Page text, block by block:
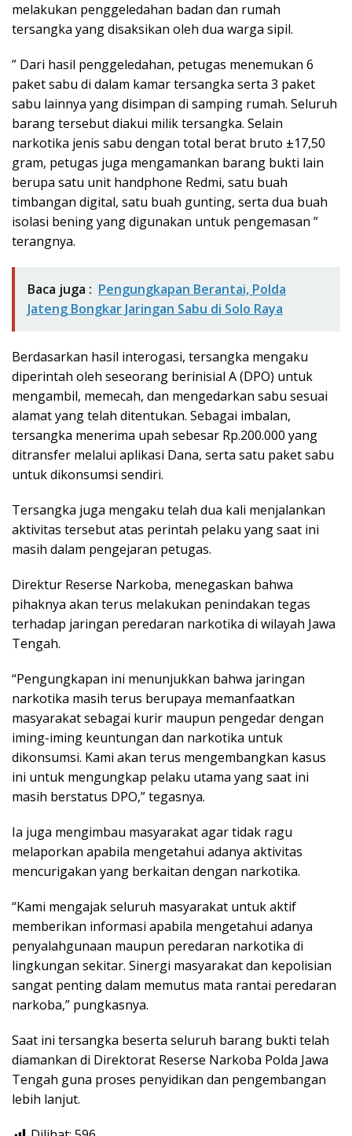
melakukan penggeledahan badan dan rumah
tersangka yang disaksikan oleh dua warga sipil.
” Dari hasil penggeledahan, petugas menemukan 6
paket sabu di dalam kamar tersangka serta 3 paket
sabu lainnya yang disimpan di samping rumah. Seluruh
barang tersebut diakui milik tersangka. Selain
narkotika jenis sabu dengan total berat bruto ±17,50
gram, petugas juga mengamankan barang bukti lain
berupa satu unit handphone Redmi, satu buah
timbangan digital, satu buah gunting, serta dua buah
isolasi bening yang digunakan untuk pengemasan ”
terangnya.
Baca juga : Pengungkapan Berantai, Polda
Jateng Bongkar Jaringan Sabu di Solo Raya
Berdasarkan hasil interogasi, tersangka mengaku
diperintah oleh seseorang berinisial A (DPO) untuk
mengambil, memecah, dan mengedarkan sabu sesuai
alamat yang telah ditentukan. Sebagai imbalan,
tersangka menerima upah sebesar Rp.200.000 yang
ditransfer melalui aplikasi Dana, serta satu paket sabu
untuk dikonsumsi sendiri.
Tersangka juga mengaku telah dua kali menjalankan
aktivitas tersebut atas perintah pelaku yang saat ini
masih dalam pengejaran petugas.
Direktur Reserse Narkoba, menegaskan bahwa
pihaknya akan terus melakukan penindakan tegas
terhadap jaringan peredaran narkotika di wilayah Jawa
Tengah.
“Pengungkapan ini menunjukkan bahwa jaringan
narkotika masih terus berupaya memanfaatkan
masyarakat sebagai kurir maupun pengedar dengan
iming-iming keuntungan dan narkotika untuk
dikonsumsi. Kami akan terus mengembangkan kasus
ini untuk mengungkap pelaku utama yang saat ini
masih berstatus DPO,” tegasnya.
Ia juga mengimbau masyarakat agar tidak ragu
melaporkan apabila mengetahui adanya aktivitas
mencurigakan yang berkaitan dengan narkotika.
“Kami mengajak seluruh masyarakat untuk aktif
memberikan informasi apabila mengetahui adanya
penyalahgunaan maupun peredaran narkotika di
lingkungan sekitar. Sinergi masyarakat dan kepolisian
sangat penting dalam memutus mata rantai peredaran
narkoba,” pungkasnya.
Saat ini tersangka beserta seluruh barang bukti telah
diamankan di Direktorat Reserse Narkoba Polda Jawa
Tengah guna proses penyidikan dan pengembangan
lebih lanjut.